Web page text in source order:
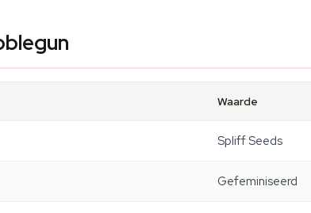
Waarde
Spliff Seeds
Gefeminiseerd